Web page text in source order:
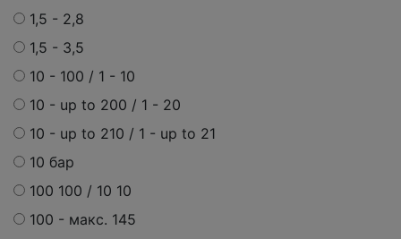
1,5 - 2,8
1,5 - 3,5
10 - 100 / 1 - 10
10 - up to 200 / 1 - 20
10 - up to 210 / 1 - up to 21
10 бар
100 100 / 10 10
100 - макс. 145